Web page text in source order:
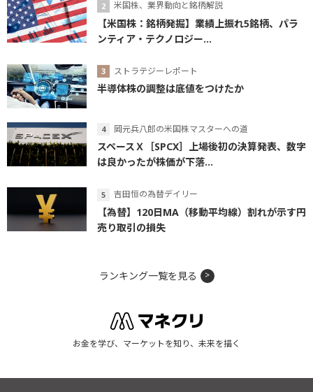
米国株、業界動向と銘柄解説
【米国株：銘柄発掘】業績上振れ5銘柄、パラ
ンティア・テクノロジー...
ストラテジーレポート
半導体株の調整は底値をつけたか
岡元兵八郎の米国株マスターへの道
スペースＸ［SPCX］上場後初の決算発表、数字
は良かったが株価が下落...
吉田恒の為替デイリー
【為替】120日MA（移動平均線）割れが示す円
売り取引の損失
ランキング一覧を見る
お金を学び、マーケットを知り、未来を描く